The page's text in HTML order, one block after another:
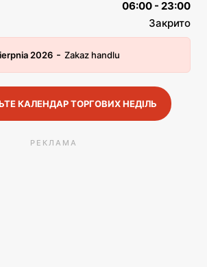
06:00 - 23:00
Закрито
2026 - Zakaz handlu
КАЛЕНДАР ТОРГОВИХ НЕДІЛЬ
РЕКЛАМА